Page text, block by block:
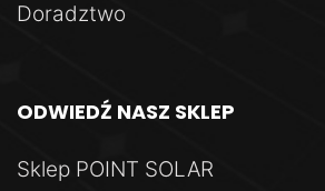
Doradztwo
ODWIEDŹ NASZ SKLEP
Sklep POINT SOLAR